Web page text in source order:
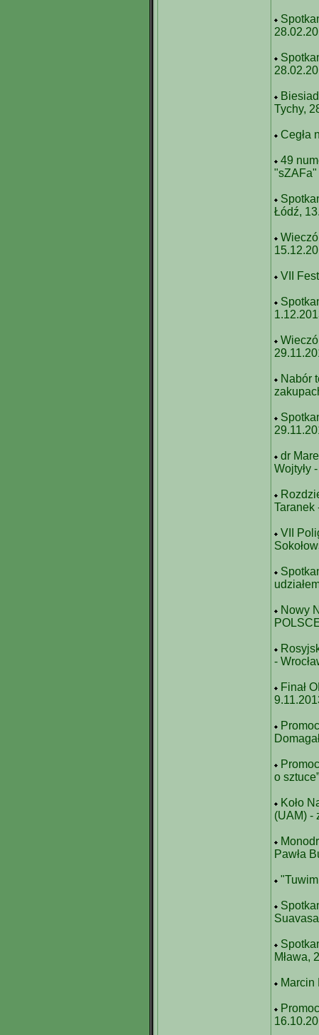
Tychy,
Cegła
49
"sZAFa"
Łódź,
VII
Nabór
dr
Wojtyły
Taranek
VII
Nowy
-
Finał
o
Koło
(UAM) -
Pawła
Mława,
Marcin